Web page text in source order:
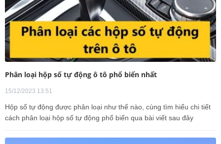
Phân loại hộp số tự động ô tô phổ biến nhất
15/12/2023 13:51
Hộp số tự động được phân loại như thế nào, cùng tìm hiểu chi tiết
cách phân loại hộp số tự động phổ biến qua bài viết sau đây